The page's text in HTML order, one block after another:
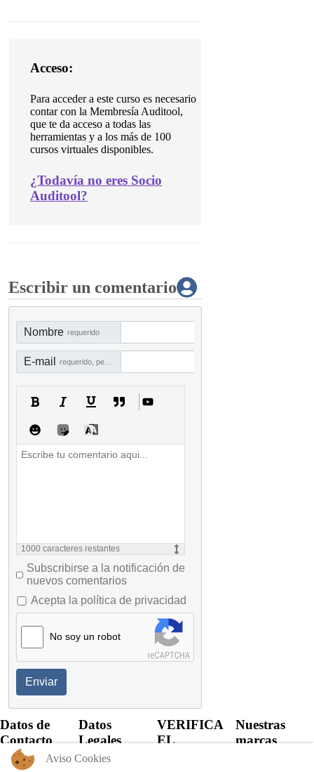
Acceso:
Para acceder a este curso es necesario
contar con la Membresía Auditool,
que te da acceso a todas las
herramientas y a los más de 100
cursos virtuales disponibles.
¿Todavía no eres Socio
Auditool?
Escribir un comentario
Nombre requerido
E-mail
1000 caracteres restantes
Subscribirse a la notificación de
nuevos comentarios
Acepta la política de privacidad
No soy un robot
Enviar
Datos de
Contacto
Datos
Legales
VERIFICA
EL
Nuestras
marcas
Aviso Cookies